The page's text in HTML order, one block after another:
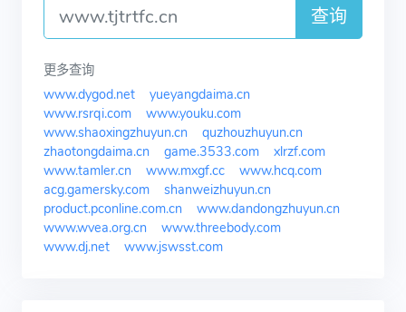
查询
更多查询
www.dygod.net
yueyangdaima.cn
www.rsrqi.com
www.youku.com
www.shaoxingzhuyun.cn
quzhouzhuyun.cn
zhaotongdaima.cn
game.3533.com
xlrzf.com
www.tamler.cn
www.mxgf.cc
www.hcq.com
acg.gamersky.com
shanweizhuyun.cn
product.pconline.com.cn
www.dandongzhuyun.cn
www.wvea.org.cn
www.threebody.com
www.dj.net
www.jswsst.com